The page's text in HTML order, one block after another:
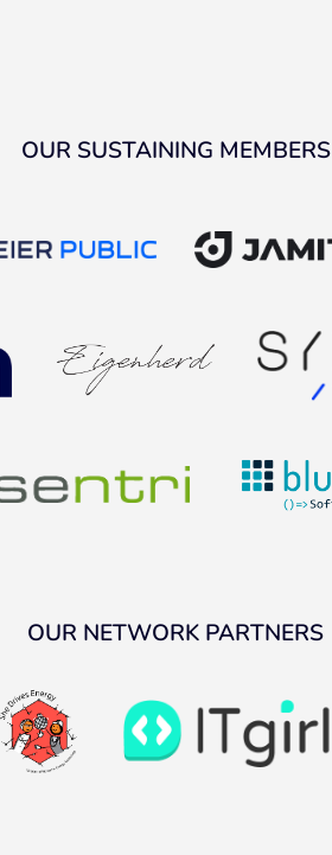
OUR SUSTAINING MEMBERS
OUR NETWORK PARTNERS